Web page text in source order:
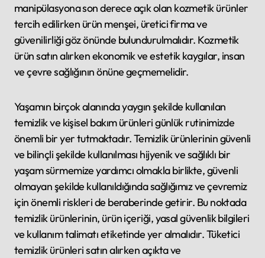
manipülasyona son derece açık olan kozmetik ürünler
tercih edilirken ürün menşei, üretici firma ve
güvenilirliği göz önünde bulundurulmalıdır. Kozmetik
ürün satın alırken ekonomik ve estetik kaygılar, insan
ve çevre sağlığının önüne geçmemelidir.
Yaşamın birçok alanında yaygın şekilde kullanılan
temizlik ve kişisel bakım ürünleri günlük rutinimizde
önemli bir yer tutmaktadır. Temizlik ürünlerinin güvenli
ve bilinçli şekilde kullanılması hijyenik ve sağlıklı bir
yaşam sürmemize yardımcı olmakla birlikte, güvenli
olmayan şekilde kullanıldığında sağlığımız ve çevremiz
için önemli riskleri de beraberinde getirir. Bu noktada
temizlik ürünlerinin, ürün içeriği, yasal güvenlik bilgileri
ve kullanım talimatı etiketinde yer almalıdır. Tüketici
temizlik ürünleri satın alırken açıkta ve